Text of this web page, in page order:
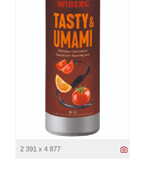
2 391 x 4 877